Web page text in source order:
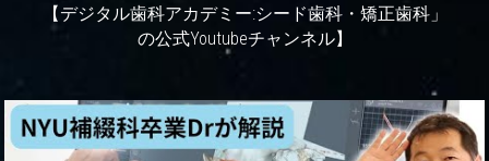
【デジタル歯科アカデミー:シード歯科・矯正歯科」
の公式Youtubeチャンネル】